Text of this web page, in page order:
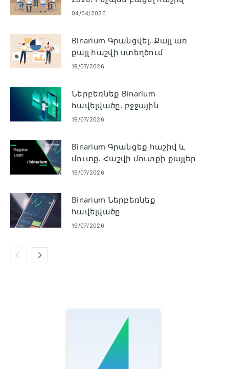
րոպեների ընթացքում
04/04/2026
Binarium Գրանցվել. Քայլ առ
քայլ հաշվի ստեղծում
19/07/2026
Ներբեռնեք Binarium
հավելվածը. բջջային
հնարավորություններ,
19/07/2026
Binarium Գրանցեք հաշիվ և
մուտք. Հաշվի մուտքի քայլեր
19/07/2026
Binarium Ներբեռնեք
հավելվածը
19/07/2026